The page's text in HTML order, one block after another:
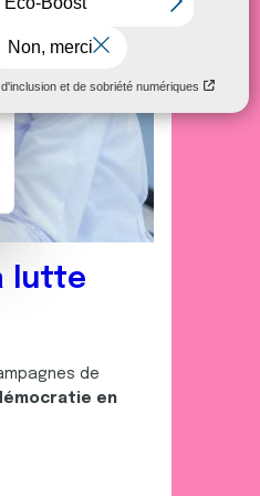
lutte
de
en